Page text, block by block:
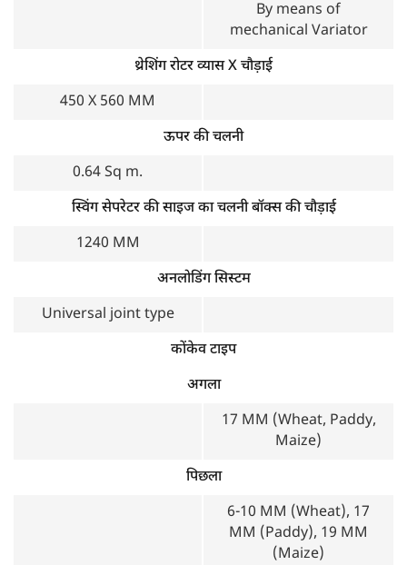
By means of
mechanical Variator
थ्रेशिंग रोटर व्यास X चौड़ाई
450 X 560 MM
ऊपर की चलनी
0.64 Sq m.
स्विंग सेपरेटर की साइज का चलनी बॉक्स की चौड़ाई
1240 MM
अनलोडिंग सिस्टम
Universal joint type
कोंकेव टाइप
अगला
17 MM (Wheat, Paddy,
Maize)
पिछला
6-10 MM (Wheat), 17
MM (Paddy), 19 MM
(Maize)